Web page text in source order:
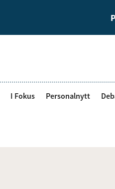
I Fokus Personalnytt